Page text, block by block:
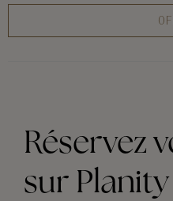
Réservez
sur Planity